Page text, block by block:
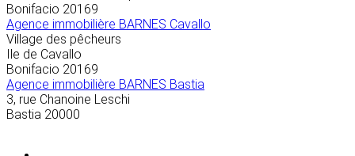
Bonifacio 20169
Agence immobilière BARNES Cavallo
Village des pêcheurs
Ile de Cavallo
Bonifacio 20169
Agence immobilière BARNES Bastia
3, rue Chanoine Leschi
Bastia 20000